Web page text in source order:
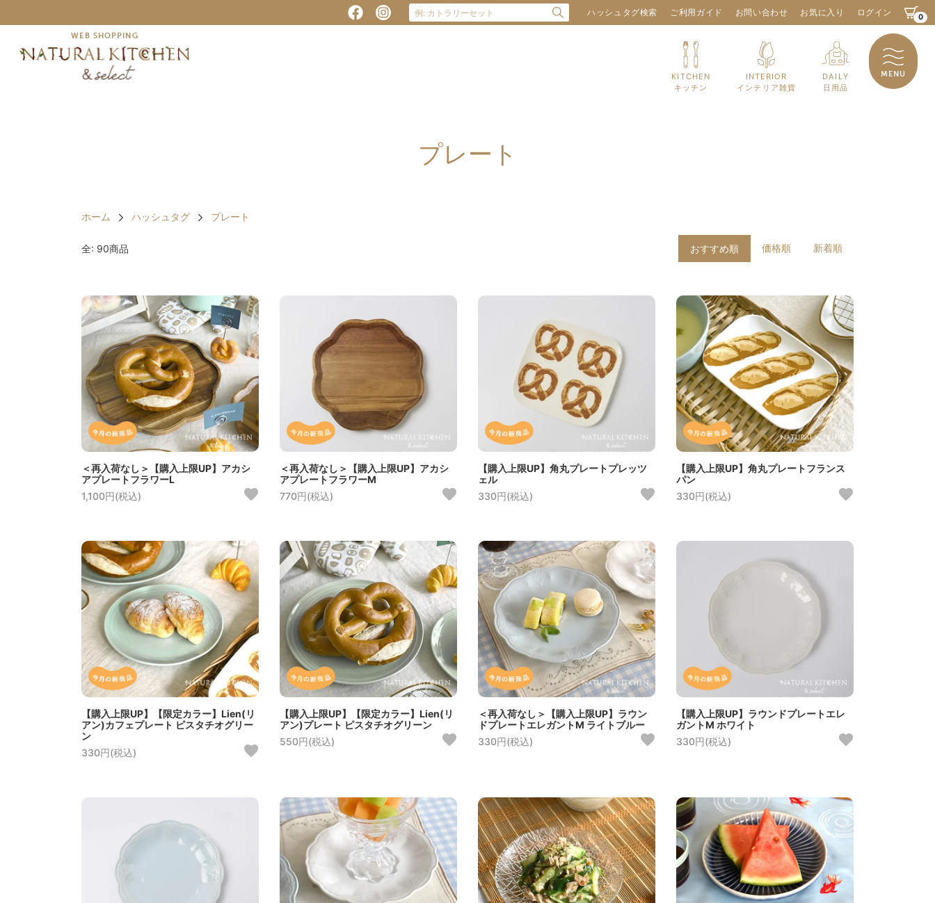
ハッシュタグ検索 ご利用ガイド お問い合わせ お気に入り ログイン 0
WEB SHOPPING
KITCHEN
キッチン
INTERIOR
インテリア雑貨
DAILY
日用品
MENU
プレート
ホーム ハッシュタグ プレート
全: 90商品 おすすめ順 価格順 新着順
＜再入荷なし＞【購入上限UP】アカシ
アプレートフラワーL
1,100円(税込)
＜再入荷なし＞【購入上限UP】アカシ
アプレートフラワーM
770円(税込)
【購入上限UP】角丸プレートプレッツ
ェル
330円(税込)
【購入上限UP】角丸プレートフランス
パン
330円(税込)
【購入上限UP】【限定カラー】Lien(リ
アン)カフェプレート ピスタチオグリー
ン
330円(税込)
【購入上限UP】【限定カラー】Lien(リ
アン)プレート ピスタチオグリーン
550円(税込)
＜再入荷なし＞【購入上限UP】ラウン
ドプレートエレガントM ライトブルー
330円(税込)
【購入上限UP】ラウンドプレートエレ
ガントM ホワイト
330円(税込)